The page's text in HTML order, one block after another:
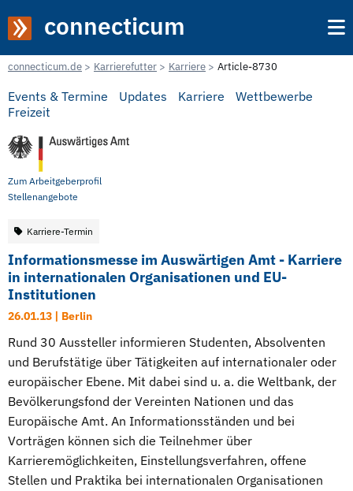
connecticum
connecticum.de Karrierefutter Karriere Article-8730
Events & Termine Updates Karriere
Wettbewerbe
Freizeit
Zum Arbeitgeberprofil
Stellenangebote
Karriere-Termin
Informationsmesse im Auswärtigen Amt - Karriere
in internationalen Organisationen und EU-
Institutionen
26.01.13 | Berlin
Rund 30 Aussteller informieren Studenten, Absolventen
und Berufstätige über Tätigkeiten auf internationaler oder
europäischer Ebene. Mit dabei sind u. a. die Weltbank, der
Bevölkerungsfond der Vereinten Nationen und das
Europäische Amt. An Informationsständen und bei
Vorträgen können sich die Teilnehmer über
Karrieremöglichkeiten, Einstellungsverfahren, offene
Stellen und Praktika bei internationalen Organisationen